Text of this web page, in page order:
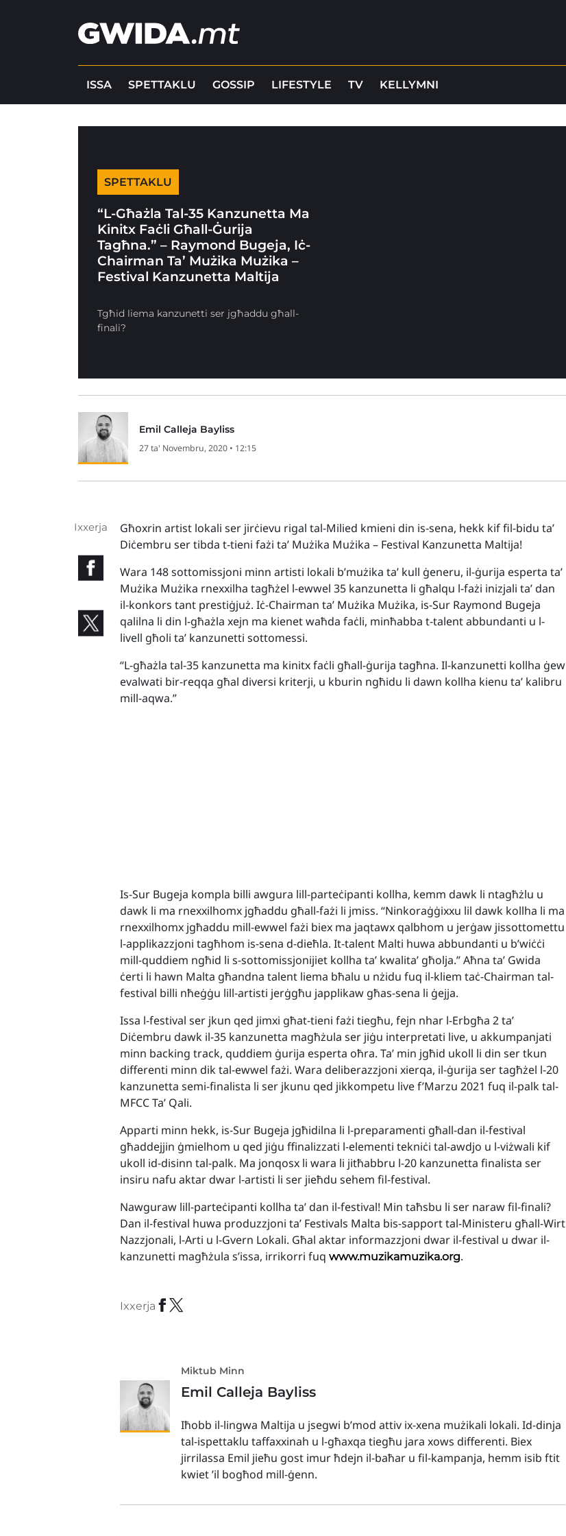
ISSA SPETTAKLU GOSSIP LIFESTYLE TV KELLYMNI
SPETTAKLU
“L-Għażla Tal-35 Kanzunetta Ma
Kinitx Faċli Għall-Ġurija
Tagħna.” – Raymond Bugeja, Iċ-
Chairman Ta’ Mużika Mużika –
Festival Kanzunetta Maltija
Tgħid liema kanzunetti ser jgħaddu għall-
finali?
Emil Calleja Bayliss
27 ta' Novembru, 2020 • 12:15
Ixxerja
Għoxrin artist lokali ser jirċievu rigal tal-Milied kmieni din is-sena, hekk kif fil-bidu ta’
Diċembru ser tibda t-tieni fażi ta’ Mużika Mużika – Festival Kanzunetta Maltija!
Wara 148 sottomissjoni minn artisti lokali b’mużika ta’ kull ġeneru, il-ġurija esperta ta’
Mużika Mużika rnexxilha tagħżel l-ewwel 35 kanzunetta li għalqu l-fażi inizjali ta’ dan
il-konkors tant prestiġjuż. Iċ-Chairman ta’ Mużika Mużika, is-Sur Raymond Bugeja
qalilna li din l-għażla xejn ma kienet waħda faċli, minħabba t-talent abbundanti u l-
livell għoli ta’ kanzunetti sottomessi.
“L-għażla tal-35 kanzunetta ma kinitx faċli għall-ġurija tagħna. Il-kanzunetti kollha ġew
evalwati bir-reqqa għal diversi kriterji, u kburin ngħidu li dawn kollha kienu ta’ kalibru
mill-aqwa.”
Is-Sur Bugeja kompla billi awgura lill-parteċipanti kollha, kemm dawk li ntagħżlu u
dawk li ma rnexxilhomx jgħaddu għall-fażi li jmiss. “Ninkoraġġixxu lil dawk kollha li ma
rnexxilhomx jgħaddu mill-ewwel fażi biex ma jaqtawx qalbhom u jerġaw jissottomettu
l-applikazzjoni tagħhom is-sena d-dieħla. It-talent Malti huwa abbundanti u b’wiċċi
mill-quddiem ngħid li s-sottomissjonijiet kollha ta’ kwalita’ għolja.” Aħna ta’ Gwida
ċerti li hawn Malta għandna talent liema bħalu u nżidu fuq il-kliem taċ-Chairman tal-
festival billi nħeġġu lill-artisti jerġgħu japplikaw għas-sena li ġejja.
Issa l-festival ser jkun qed jimxi għat-tieni fażi tiegħu, fejn nhar l-Erbgħa 2 ta’
Diċembru dawk il-35 kanzunetta magħżula ser jiġu interpretati live, u akkumpanjati
minn backing track, quddiem ġurija esperta oħra. Ta’ min jgħid ukoll li din ser tkun
differenti minn dik tal-ewwel fażi. Wara deliberazzjoni xierqa, il-ġurija ser tagħżel l-20
kanzunetta semi-finalista li ser jkunu qed jikkompetu live f’Marzu 2021 fuq il-palk tal-
MFCC Ta’ Qali.
Apparti minn hekk, is-Sur Bugeja jgħidilna li l-preparamenti għall-dan il-festival
għaddejjin ġmielhom u qed jiġu ffinalizzati l-elementi tekniċi tal-awdjo u l-viżwali kif
ukoll id-disinn tal-palk. Ma jonqosx li wara li jitħabbru l-20 kanzunetta finalista ser
insiru nafu aktar dwar l-artisti li ser jieħdu sehem fil-festival.
Nawguraw lill-parteċipanti kollha ta’ dan il-festival! Min taħsbu li ser naraw fil-finali?
Dan il-festival huwa produzzjoni ta’ Festivals Malta bis-sapport tal-Ministeru għall-Wirt
Nazzjonali, l-Arti u l-Gvern Lokali. Għal aktar informazzjoni dwar il-festival u dwar il-
kanzunetti magħżula s’issa, irrikorri fuqwww.muzikamuzika.org.
Ixxerja
Miktub Minn
Emil Calleja Bayliss
Iħobb il-lingwa Maltija u jsegwi b’mod attiv ix-xena mużikali lokali. Id-dinja
tal-ispettaklu taffaxxinah u l-għaxqa tiegħu jara xows differenti. Biex
jirrilassa Emil jieħu gost imur ħdejn il-baħar u fil-kampanja, hemm isib ftit
kwiet ’il bogħod mill-ġenn.